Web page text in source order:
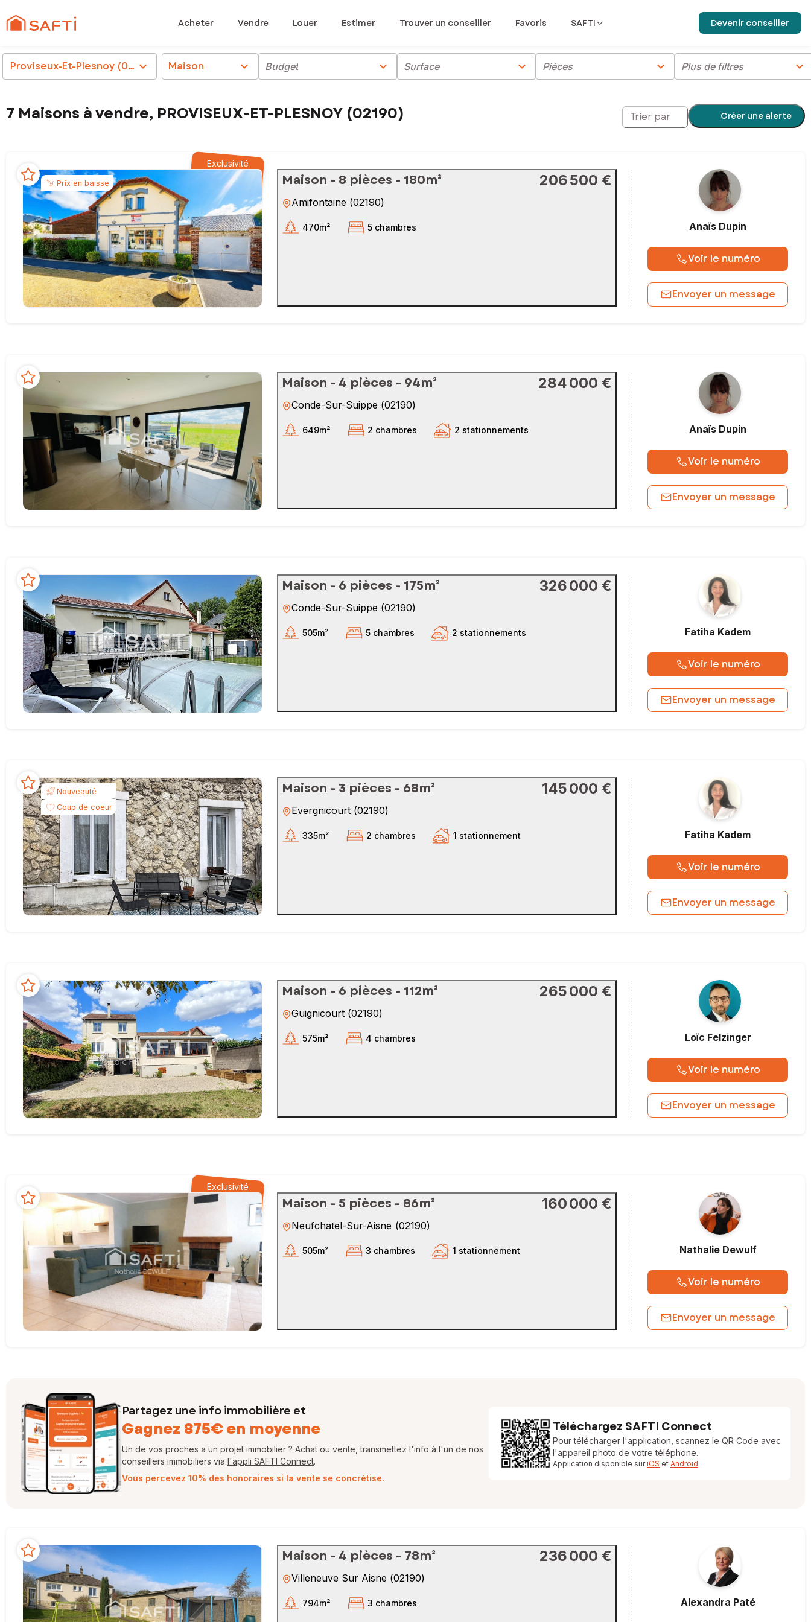
Acheter Vendre Louer Estimer Trouver un conseiller Favoris SAFTI Devenir conseiller
Proviseux-Et-Plesnoy (02190)
chevron_right Maison chevron_right Budget chevron_right Surface chevron_right Pièces chevron_right Plus de filtres chevron_right
7 Maisons à vendre, PROVISEUX-ET-PLESNOY (02190) Trier par Créer une alerte
Exclusivité
Prix en baisse Maison - 8 pièces - 180m² 206 500 €
Amifontaine (02190)
470m² 5 chambres Anaïs Dupin
Voir le numéro
Envoyer un message
Maison - 4 pièces - 94m² 284 000 €
Conde-Sur-Suippe (02190)
649m² 2 chambres 2 stationnements Anaïs Dupin
Voir le numéro
Envoyer un message
Maison - 6 pièces - 175m² 326 000 €
Conde-Sur-Suippe (02190)
505m² 5 chambres 2 stationnements Fatiha Kadem
Voir le numéro
Envoyer un message
Nouveauté
Coup de coeur
Maison - 3 pièces - 68m² 145 000 €
Evergnicourt (02190)
335m² 2 chambres 1 stationnement Fatiha Kadem
Voir le numéro
Envoyer un message
Maison - 6 pièces - 112m² 265 000 €
Guignicourt (02190)
575m² 4 chambres Loïc Felzinger
Voir le numéro
Envoyer un message
Exclusivité
Maison - 5 pièces - 86m² 160 000 €
Neufchatel-Sur-Aisne (02190)
505m² 3 chambres 1 stationnement Nathalie Dewulf
Voir le numéro
Envoyer un message
Partagez une info immobilière et
Gagnez 875€ en moyenne
Un de vos proches a un projet immobilier ? Achat ou vente, transmettez l'info à l'un de nos
conseillers immobiliers via l'appli SAFTI Connect.
Vous percevez 10% des honoraires si la vente se concrétise.
Téléchargez SAFTI Connect
Pour télécharger l'application, scannez le QR Code avec
l'appareil photo de votre téléphone.
Application disponible suriOS et Android
Maison - 4 pièces - 78m² 236 000 €
Villeneuve Sur Aisne (02190)
794m² 3 chambres Alexandra Paté